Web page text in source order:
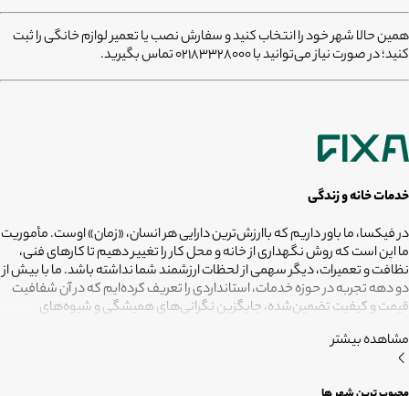
همین حالا شهر خود را انتخاب کنید و سفارش نصب یا تعمیر لوازم خانگی را ثبت
کنید؛ در صورت نیاز می‌توانید با 02183328000 تماس بگیرید.
خدمات خانه و زندگی
در فیکسا، ما باور داریم که باارزش‌ترین دارایی هر انسان، «زمان» اوست. مأموریت
ما این است که روش نگهداری از خانه و محل کار را تغییر دهیم تا کارهای فنی،
نظافت و تعمیرات، دیگر سهمی از لحظات ارزشمند شما نداشته باشد. ما با بیش از
دو دهه تجربه در حوزه خدمات، استانداردی را تعریف کرده‌ایم که در آن شفافیت
قیمت و کیفیت تضمین‌شده، جایگزین نگرانی‌های همیشگی و شیوه‌های
متخصصانی بسپاریم که از فیلترهای سخت‌گیرانه رد شده‌اند تا نتیجه نهایی،
دقیقاً همان فضای امن و بی‌دغدغه‌ای باشد که همیشه برای آرامش خود
مشاهده بیشتر